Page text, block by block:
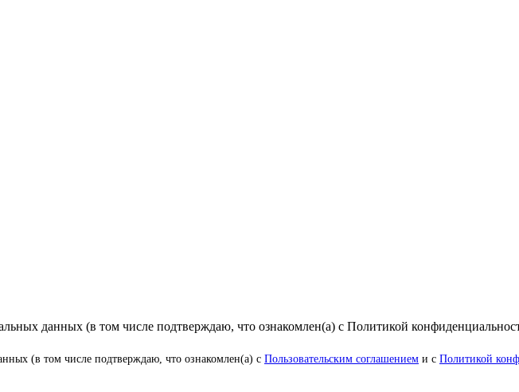
данных (в том числе подтверждаю, что ознакомлен(а) с Политикой
(в том числе подтверждаю, что ознакомлен(а) с Пользовательским соглашением и с Политикой